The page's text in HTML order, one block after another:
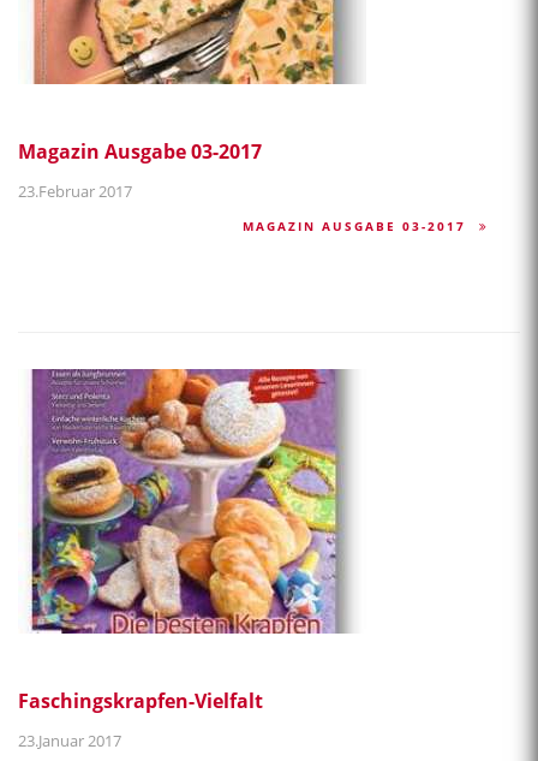
Magazin Ausgabe 03-2017
23.Februar 2017
MAGAZIN AUSGABE 03-2017
Faschingskrapfen-Vielfalt
23.Januar 2017